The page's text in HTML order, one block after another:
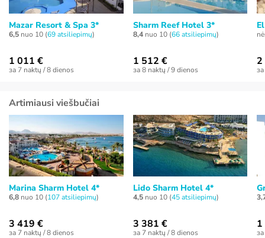
Mazar Resort & Spa 3*
6,5 nuo 10 (69 atsiliepimų)
1 011 €
за 7 naktų / 8 dienos
Sharm Reef Hotel 3*
8,4nuo 10 (66 atsiliepimų)
1 512 €
за 8 naktų / 9 dienos
Artimiausi viešbučiai
Marina Sharm Hotel 4*
6,8 nuo 10 (107 atsiliepimų)
3 419 €
за 7 naktų / 8 dienos
Lido Sharm Hotel 4*
4,5nuo 10 (45 atsiliepimų)
3 381 €
за 7 naktų / 8 dienos